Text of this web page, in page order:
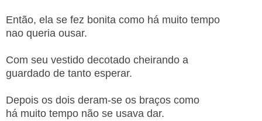
Então, ela se fez bonita como há muito tempo
nao queria ousar.
Com seu vestido decotado cheirando a
guardado de tanto esperar.
Depois os dois deram-se os braços como
há muito tempo não se usava dar.